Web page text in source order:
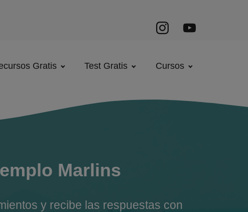
Gratis Test Gratis Cursos
Marlins
y recibe las respuestas con